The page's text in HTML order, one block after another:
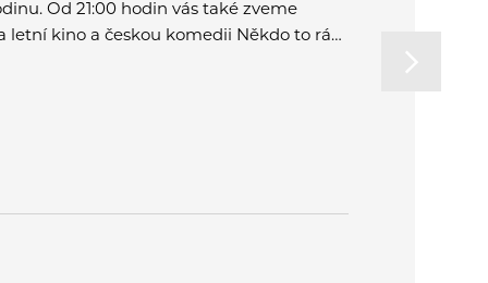
Od 21:00 hodin vás také zveme
letní kino a českou komedii Někdo to rád